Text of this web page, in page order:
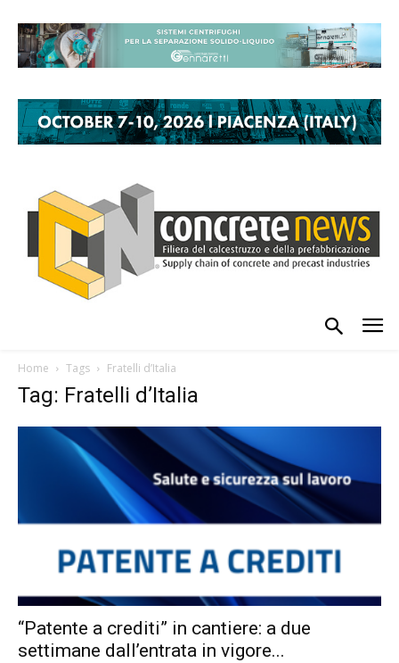
Home Tags Fratelli d’Italia
Tag: Fratelli d’Italia
“Patente a crediti” in cantiere: a due
settimane dall’entrata in vigore...